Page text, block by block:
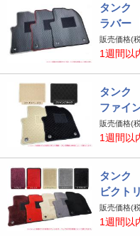
タンク
ラバー
販売価格(
1週間以
タンク
ファイ
販売価格(
1週間以
タンク
ビクト
販売価格(
1週間以